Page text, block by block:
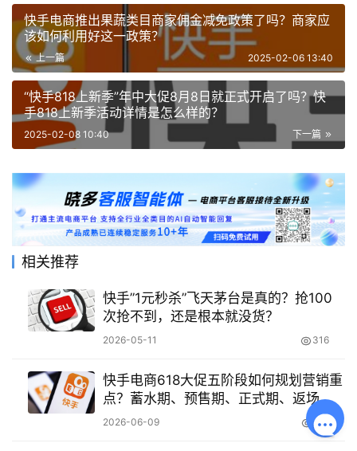
快手电商推出果蔬类目商家佣金减免政策了吗？商家应
该如何利用好这一政策？
上一篇 2025-02-06 13:40
“快手818上新季”年中大促8月8日就正式开启了吗？快
手818上新季活动详情是怎么样的？
下一篇
2025-02-08 10:40
相关推荐
快手”1元秒杀”飞天茅台是真的？抢100
次抢不到，还是根本就没货？
2026-05-11 316
快手电商618大促五阶段如何规划营销重
点？蓄水期、预售期、正式期、返场
期、收尾期策略全解析
2026-06-09 179